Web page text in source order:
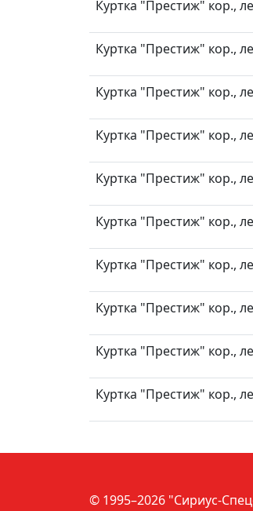
Куртка "Престиж" кор.,
Куртка "Престиж" кор.,
Куртка "Престиж" кор.,
Куртка "Престиж" кор.,
Куртка "Престиж" кор.,
Куртка "Престиж" кор.,
Куртка "Престиж" кор.,
Куртка "Престиж" кор.,
Куртка "Престиж" кор.,
Куртка "Престиж" кор.,
© 1995–2026 "Сириус-